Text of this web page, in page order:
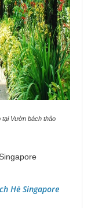
Vườn bách thảo
Hè Singapore